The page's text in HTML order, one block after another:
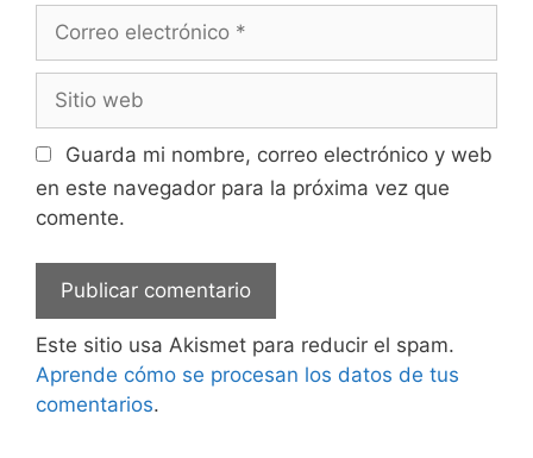
electrónico
web
Guarda mi nombre, correo electrónico y web
en este navegador para la próxima vez que
comente.
Este sitio usa Akismet para reducir el spam.
Aprende cómo se procesan los datos de tus
comentarios.